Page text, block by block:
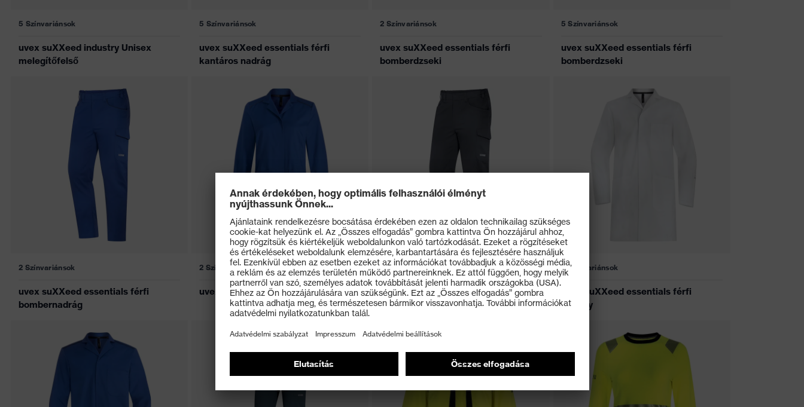
5 Színvariánsok
uvex suXXeed industry Unisex
melegítőfelső
5 Színvariánsok
uvex suXXeed essentials férfi
kantáros nadrág
2 Színvariánsok
uvex suXXeed essentials férfi
bomberdzseki
5 Színvariánsok
uvex suXXeed essentials férfi
bomberdzseki
2 Színvariánsok
uvex suXXeed essentials férfi
bombernadrág
2 Színvariánsok
uvex suXXeed essentials női köpeny
5 Színvariánsok
uvex suXXeed essentials férfi
bombernadrág
5 Színvariánsok
uvex suXXeed essentials férfi
köpeny